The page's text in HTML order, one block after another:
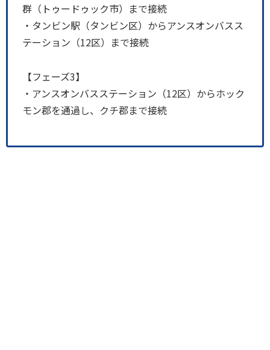
群（トゥードゥック市）まで接続
・タンビン駅（タンビン区）からアンスオンバスス
テーション（12区）まで接続
【フェーズ3】
・アンスオンバスステーション（12区）からホック
モン郡を通過し、クチ郡まで接続